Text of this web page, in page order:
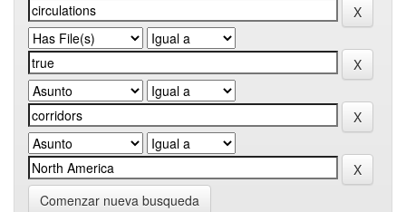
Comenzar nueva busqueda